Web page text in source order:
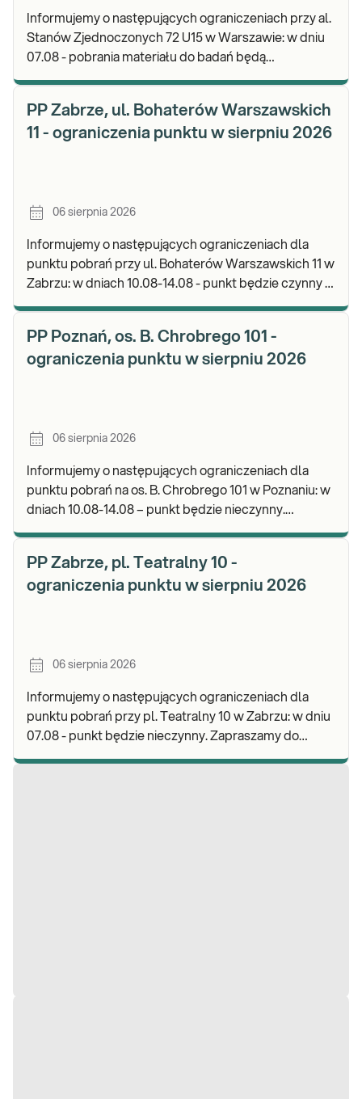
Informujemy o następujących ograniczeniach przy al.
Stanów Zjednoczonych 72 U15 w Warszawie: w dniu
07.08 - pobrania materiału do badań będą
PP Zabrze, ul. Bohaterów Warszawskich
11 - ograniczenia punktu w sierpniu 2026
06 sierpnia 2026
Informujemy o następujących ograniczeniach dla
punktu pobrań przy ul. Bohaterów Warszawskich 11 w
Zabrzu: w dniach 10.08-14.08 - punkt będzie czynny w
PP Poznań, os. B. Chrobrego 101 -
ograniczenia punktu w sierpniu 2026
06 sierpnia 2026
Informujemy o następujących ograniczeniach dla
punktu pobrań na os. B. Chrobrego 101 w Poznaniu: w
dniach 10.08-14.08 – punkt będzie nieczynny.
PP Zabrze, pl. Teatralny 10 -
ograniczenia punktu w sierpniu 2026
06 sierpnia 2026
Informujemy o następujących ograniczeniach dla
punktu pobrań przy pl. Teatralny 10 w Zabrzu: w dniu
07.08 - punkt będzie nieczynny. Zapraszamy do